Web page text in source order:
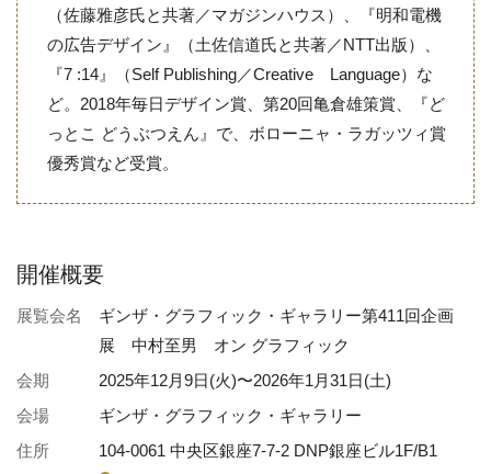
（佐藤雅彦氏と共著／マガジンハウス）、『明和電機
の広告デザイン』（土佐信道氏と共著／NTT出版）、
『7 :14』（Self Publishing／Creative Language）な
ど。2018年毎日デザイン賞、第20回亀倉雄策賞、『ど
っとこ どうぶつえん』で、ボローニャ・ラガッツィ賞
優秀賞など受賞。
開催概要
展覧会名
ギンザ・グラフィック・ギャラリー第411回企画
展 中村至男 オン グラフィック
会期
2025年12月9日(火)〜2026年1月31日(土)
会場
ギンザ・グラフィック・ギャラリー
住所
104-0061 中央区銀座7-7-2 DNP銀座ビル1F/B1